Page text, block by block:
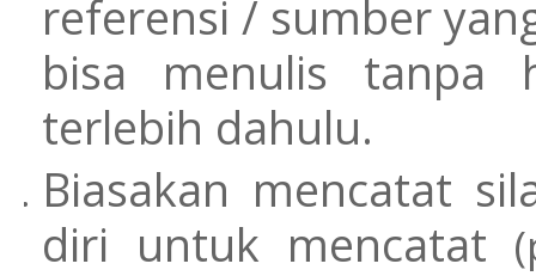
referensi / sumber
bisa menulis tanpa
terlebih dahulu.
Biasakan mencatat
diri untuk mencatat